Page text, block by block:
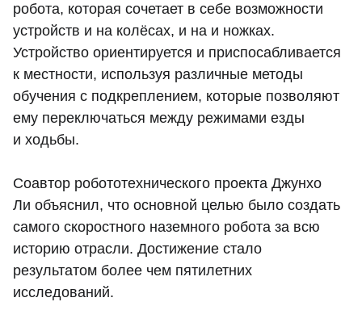
робота, которая сочетает в себе возможности
устройств и на колёсах, и на и ножках.
Устройство ориентируется и приспосабливается
к местности, используя различные методы
обучения с подкреплением, которые позволяют
ему переключаться между режимами езды
и ходьбы.
Соавтор робототехнического проекта Джунхо
Ли объяснил, что основной целью было создать
самого скоростного наземного робота за всю
историю отрасли. Достижение стало
результатом более чем пятилетних
исследований.